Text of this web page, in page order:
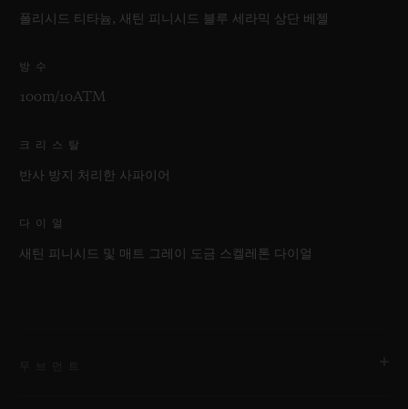
폴리시드 티타늄, 새틴 피니시드 블루 세라믹 상단 베젤
방수
100m/10ATM
크리스탈
반사 방지 처리한 사파이어
다이얼
새틴 피니시드 및 매트 그레이 도금 스켈레톤 다이얼